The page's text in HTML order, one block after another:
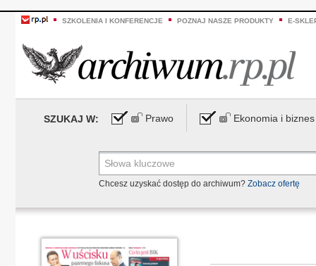
SZKOLENIA I KONFERENCJE POZNAJ NASZE PRODUKTY E-
SZUKAJ W: Prawo Ekonomia i biznes
Chcesz uzyskać dostęp do archiwum? Zobacz ofertę